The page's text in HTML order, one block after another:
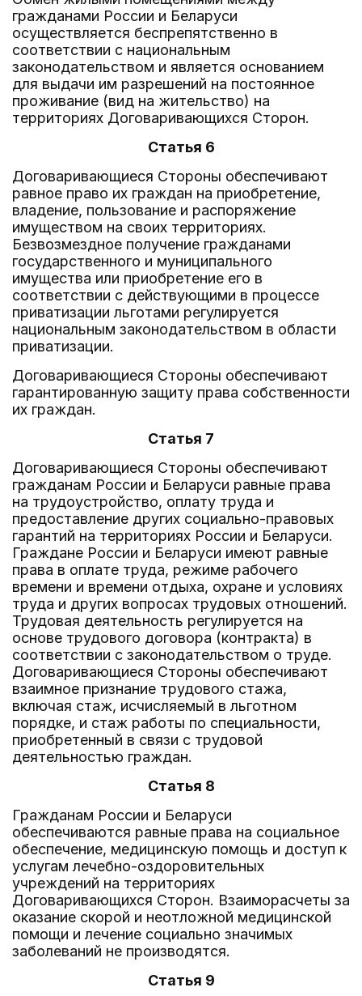
гражданами России и Беларуси
осуществляется беспрепятственно в
соответствии с национальным
законодательством и является основанием
для выдачи им разрешений на постоянное
проживание (вид на жительство) на
территориях Договаривающихся Сторон.
Статья 6
Договаривающиеся Стороны обеспечивают
равное право их граждан на приобретение,
владение, пользование и распоряжение
имуществом на своих территориях.
Безвозмездное получение гражданами
государственного и муниципального
имущества или приобретение его в
соответствии с действующими в процессе
приватизации льготами регулируется
национальным законодательством в области
приватизации.
Договаривающиеся Стороны обеспечивают
гарантированную защиту права собственности
их граждан.
Статья 7
Договаривающиеся Стороны обеспечивают
гражданам России и Беларуси равные права
на трудоустройство, оплату труда и
предоставление других социально-правовых
гарантий на территориях России и Беларуси.
Граждане России и Беларуси имеют равные
права в оплате труда, режиме рабочего
времени и времени отдыха, охране и условиях
труда и других вопросах трудовых отношений.
Трудовая деятельность регулируется на
основе трудового договора (контракта) в
соответствии с законодательством о труде.
Договаривающиеся Стороны обеспечивают
взаимное признание трудового стажа,
включая стаж, исчисляемый в льготном
порядке, и стаж работы по специальности,
приобретенный в связи с трудовой
деятельностью граждан.
Статья 8
Гражданам России и Беларуси
обеспечиваются равные права на социальное
обеспечение, медицинскую помощь и доступ к
услугам лечебно-оздоровительных
учреждений на территориях
Договаривающихся Сторон. Взаиморасчеты за
оказание скорой и неотложной медицинской
помощи и лечение социально значимых
заболеваний не производятся.
Статья 9